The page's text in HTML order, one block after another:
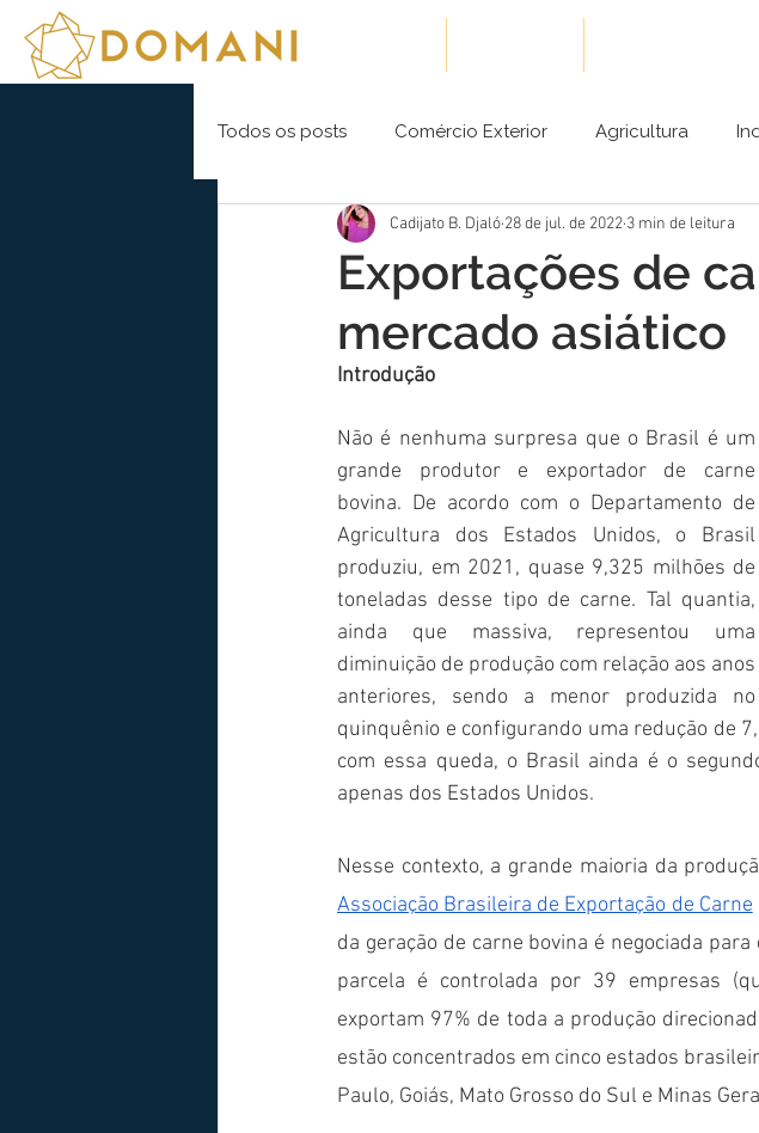
Todos os posts Comércio Exterior Agricultura
Exportações de
mercado asiático
Cadijato B. Djaló 28 de jul. de 2022 3 min de leitura
Introdução
Não é nenhuma surpresa que o Brasil é um
grande produtor e exportador de carne
bovina. De acordo com o Departamento de
Agricultura dos Estados Unidos, o Brasil
produziu, em 2021, quase 9,325 milhões de
toneladas desse tipo de carne. Tal quantia,
ainda que massiva, representou uma
diminuição de produção com relação aos anos
anteriores, sendo a menor produzida no
quinquênio e configurando uma redução de
com essa queda, o Brasil ainda é o
apenas dos Estados Unidos.
Associação Brasileira de Exportação de Carne
da geração de carne bovina é negociada
parcela é controlada por 39 empresas
exportam 97% de toda a produção
estão concentrados em cinco estados
Paulo, Goiás, Mato Grosso do Sul e Minas